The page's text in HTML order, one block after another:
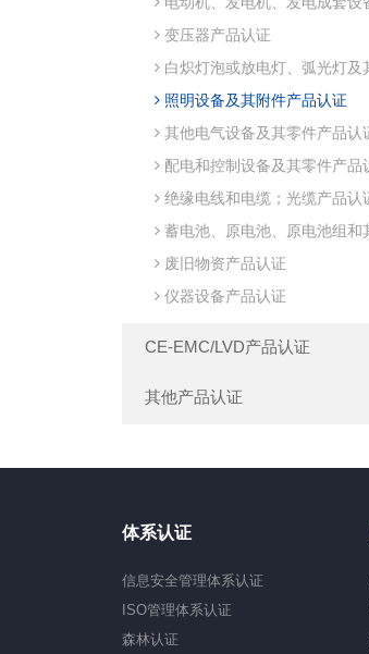
变压器产品认证
白炽灯泡或放电灯、弧光灯及其附件产品认
照明设备及其附件产品认证
其他电气设备及其零件产品认
配电和控制设备及其零件产品
绝缘电线和电缆；光缆产品认
蓄电池、原电池、原电池组和其他电池及其零件产品
废旧物资产品认证
仪器设备产品认证
CE-EMC/LVD产品认证
其他产品认证
体系认证
信息安全管理体系认证
ISO管理体系认证
森林认证